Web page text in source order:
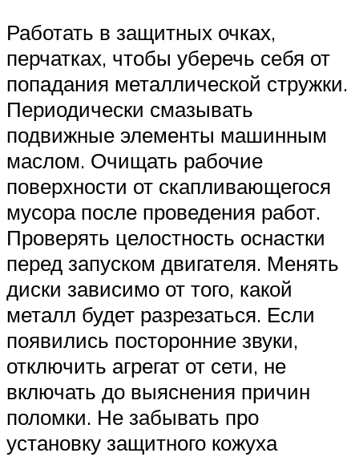
Работать в защитных очках,
перчатках, чтобы уберечь себя от
попадания металлической стружки.
Периодически смазывать
подвижные элементы машинным
маслом. Очищать рабочие
поверхности от скапливающегося
мусора после проведения работ.
Проверять целостность оснастки
перед запуском двигателя. Менять
диски зависимо от того, какой
металл будет разрезаться. Если
появились посторонние звуки,
отключить агрегат от сети, не
включать до выяснения причин
поломки. Не забывать про
установку защитного кожуха